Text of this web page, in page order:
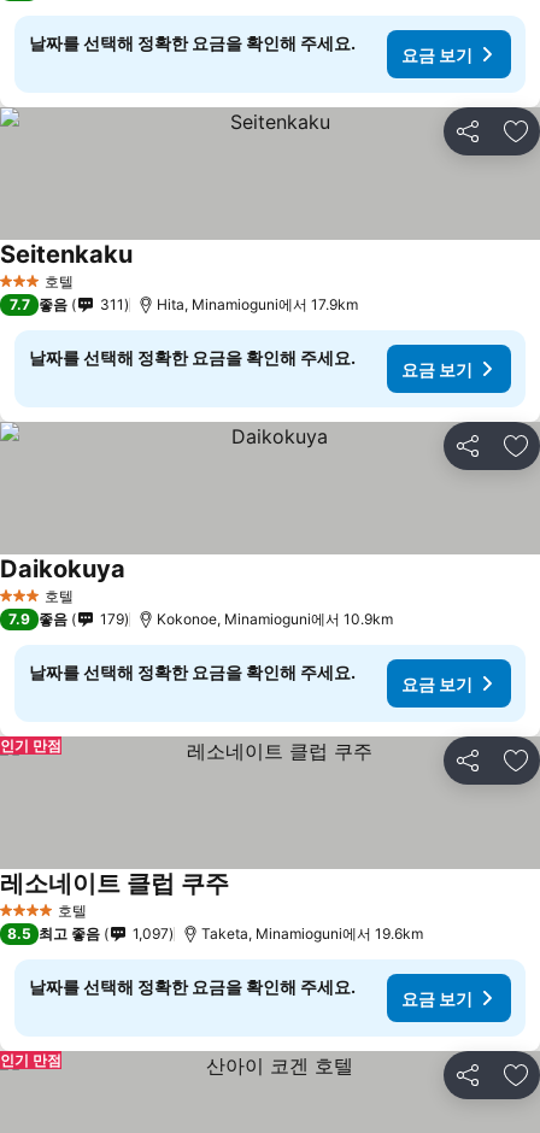
날짜를 선택해 정확한 요금을 확인해 주세요.
요금 보기
공유 즐
3 성급 호텔
Seitenkaku
7.7 좋음 311 Hita, Minamioguni에서 17.9km
날짜를 선택해 정확한 요금을 확인해 주세요.
요금 보기
공유 즐
3 성급 호텔
Daikokuya
7.9 좋음 179 Kokonoe, Minamioguni에서 10.9km
날짜를 선택해 정확한 요금을 확인해 주세요.
요금 보기
공유 즐
인기 만점
4 성급 호텔
레소네이트 클럽 쿠주
8.5 최고 좋음 1,097 Taketa, Minamioguni에서 19.6km
날짜를 선택해 정확한 요금을 확인해 주세요.
요금 보기
공유 즐
인기 만점